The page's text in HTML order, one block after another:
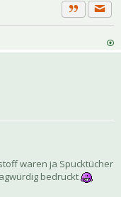
Zitat
waren ja Spucktücher
bedruckt